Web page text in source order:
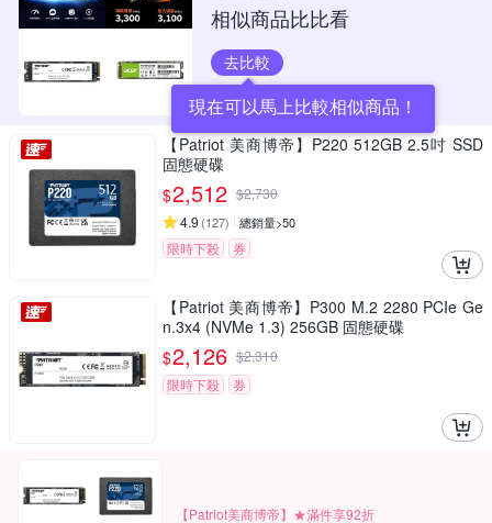
相似商品比比看
去比較
現在可以馬上比較相似商品！
【Patriot 美商博帝】P220 512GB 2.5吋 SSD
固態硬碟
$2,512 $2,730
4.9 (127) 總銷量>50
限時下殺 券
【Patriot 美商博帝】P300 M.2 2280 PCIe Ge
n.3x4 (NVMe 1.3) 256GB 固態硬碟
$2,126 $2,310
限時下殺
券
【Patriot美商博帝】★滿件享92折